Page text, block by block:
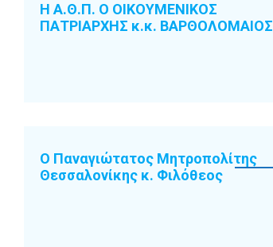
Η Α.Θ.Π. Ο ΟΙΚΟΥΜΕΝΙΚΟΣ
ΠΑΤΡΙΑΡΧΗΣ κ.κ. ΒΑΡΘΟΛΟΜΑΙΟΣ
Ο Παναγιώτατος Μητροπολίτης
Θεσσαλονίκης κ. Φιλόθεος